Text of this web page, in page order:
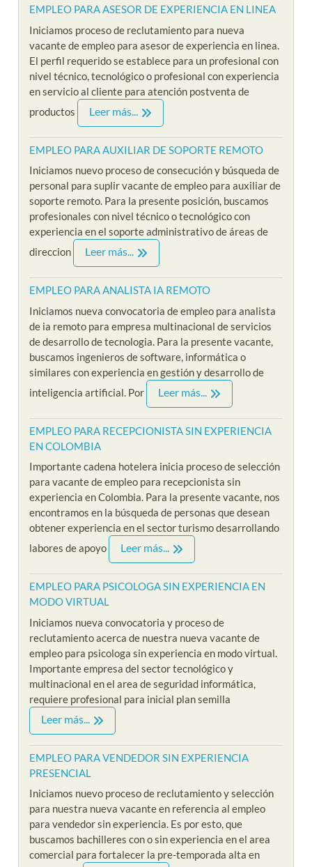
EMPLEO PARA ASESOR DE EXPERIENCIA EN LINEA
Iniciamos proceso de reclutamiento para nueva
vacante de empleo para asesor de experiencia en linea.
El perfil requerido se establece para un profesional con
nivel técnico, tecnológico o profesional con experiencia
en servicio al cliente para atención postventa de
productos
Leer más...
EMPLEO PARA AUXILIAR DE SOPORTE REMOTO
Iniciamos nuevo proceso de consecución y búsqueda de
personal para suplir vacante de empleo para auxiliar de
soporte remoto. Para la presente posición, buscamos
profesionales con nivel técnico o tecnológico con
experiencia en el soporte administrativo de áreas de
direccion
Leer más...
EMPLEO PARA ANALISTA IA REMOTO
Iniciamos nueva convocatoria de empleo para analista
de ia remoto para empresa multinacional de servicios
de desarrollo de tecnologia. Para la presente vacante,
buscamos ingenieros de software, informática o
similares con experiencia en gestión y desarrollo de
inteligencia artificial. Por
Leer más...
EMPLEO PARA RECEPCIONISTA SIN EXPERIENCIA
EN COLOMBIA
Importante cadena hotelera inicia proceso de selección
para vacante de empleo para recepcionista sin
experiencia en Colombia. Para la presente vacante, nos
encontramos en la búsqueda de personas que desean
obtener experiencia en el sector turismo desarrollando
labores de apoyo
Leer más...
EMPLEO PARA PSICOLOGA SIN EXPERIENCIA EN
MODO VIRTUAL
Iniciamos nueva convocatoria y proceso de
reclutamiento acerca de nuestra nueva vacante de
empleo para psicologa sin experiencia en modo virtual.
Importante empresa del sector tecnológico y
multinacional en el area de seguridad informática,
requiere profesional para inicial plan semilla
Leer más...
EMPLEO PARA VENDEDOR SIN EXPERIENCIA
PRESENCIAL
Iniciamos nuevo proceso de reclutamiento y selección
para nuestra nueva vacante en referencia al empleo
para vendedor sin experiencia. Es por esto, que
buscamos bachilleres con o sin experiencia en el area
comercial para fortalecer la pre-temporada alta en